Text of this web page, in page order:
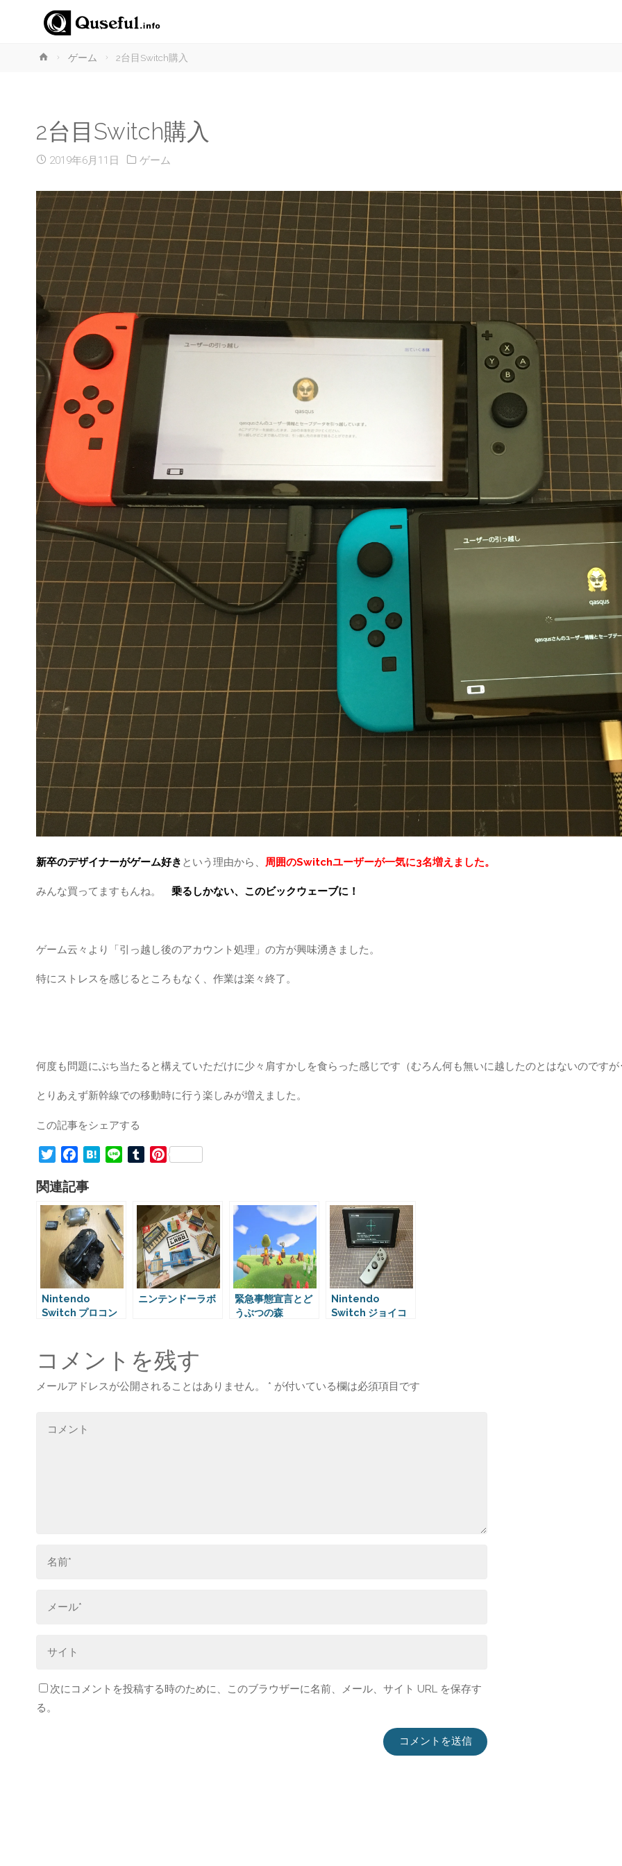
coming soon
ホ
ゲーム 2台目Switch購入
2台目Switch購入
2019年6月11日 ゲーム
新卒のデザイナーがゲーム好き という理由から、 周囲のSwitchユーザーが一気に3名増えました。
みんな買ってますもんね。 乗るしかない、このビックウェーブに！
ゲーム云々より「引っ越し後のアカウント処理」の方が興味湧きました。
特にストレスを感じるところもなく、作業は楽々終了。
何度も問題にぶち当たると構えていただけに少々肩すかしを食らった感じです（むろん何も無いに越したのとはないのです
とりあえず新幹線での移動時に行う楽しみが増えました。
この記事をシェアする
i
t
t
c
e
b
o
o
k
H
e
n
a
e
b
l
r
P
t
e
r
e
s
t
関連記事
Nintendo
Switch プロコン
ニンテンドーラボ
緊急事態宣言とど
うぶつの森
Nintendo
Switch ジョイコ
コメントを残す
メールアドレスが公開されることはありません。 * が付いている欄は必須項目です
次にコメントを投稿する時のために、このブラウザーに名前、メール、サイト URL を保存す
る。